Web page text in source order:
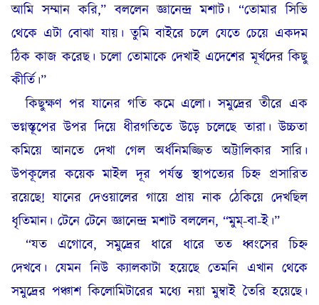
আমি সম্মান করি,” বললেন জ্ঞানেন্দ্র মশাট। “তোমার সিভি
থেকে এটা বোঝা যায়। তুমি বাইরে চলে যেতে চেয়ে একদম
ঠিক কাজ করেছ। চলো তোমাকে দেখাই এদেশের মূর্খদের কিছু
কীর্তি।”
কিছুক্ষণ পর যানের গতি কমে এলো। সমুদ্রের তীরে এক
ভগ্নস্তূপের উপর দিয়ে ধীরগতিতে উড়ে চলেছে তারা। উচ্চতা
কমিয়ে আনতে দেখা গেল অর্ধনিমজ্জিত অট্টালিকার সারি।
উপকূলের কয়েক মাইল দূর পর্যন্ত স্থাপত্যের চিহ্ন প্রসারিত
রয়েছে! যানের দেওয়ালের গায়ে প্রায় নাক ঠেকিয়ে দেখছিল
ধৃতিমান। টেনে টেনে জ্ঞানেন্দ্র মশাট বললেন, “মুম্-বা-ই।”
“যত এগোবে, সমুদ্রের ধারে ধারে তত ধ্বংসের চিহ্ন
দেখবে। যেমন নিউ ক্যালকাটা হয়েছে তেমনি এখান থেকে
সমুদ্রের পঞ্চাশ কিলোমিটারের মধ্যে নয়া মুম্বাই তৈরি হয়েছে।